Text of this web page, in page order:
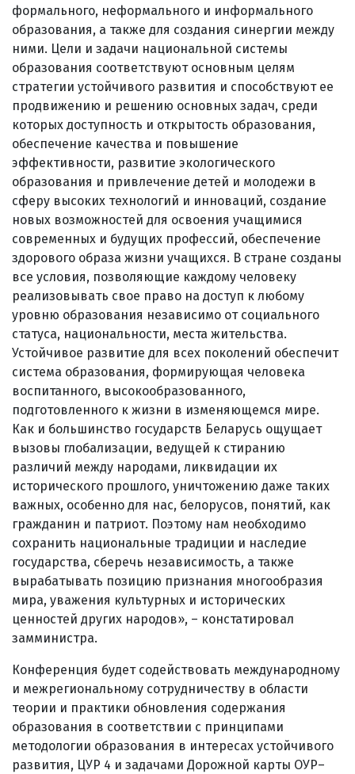
формального, неформального и информального
образования, а также для создания синергии между
ними. Цели и задачи национальной системы
образования соответствуют основным целям
стратегии устойчивого развития и способствуют ее
продвижению и решению основных задач, среди
которых доступность и открытость образования,
обеспечение качества и повышение
эффективности, развитие экологического
образования и привлечение детей и молодежи в
сферу высоких технологий и инноваций, создание
новых возможностей для освоения учащимися
современных и будущих профессий, обеспечение
здорового образа жизни учащихся. В стране созданы
все условия, позволяющие каждому человеку
реализовывать свое право на доступ к любому
уровню образования независимо от социального
статуса, национальности, места жительства.
Устойчивое развитие для всех поколений обеспечит
система образования, формирующая человека
воспитанного, высокообразованного,
подготовленного к жизни в изменяющемся мире.
Как и большинство государств Беларусь ощущает
вызовы глобализации, ведущей к стиранию
различий между народами, ликвидации их
исторического прошлого, уничтожению даже таких
важных, особенно для нас, белорусов, понятий, как
гражданин и патриот. Поэтому нам необходимо
сохранить национальные традиции и наследие
государства, сберечь независимость, а также
вырабатывать позицию признания многообразия
мира, уважения культурных и исторических
ценностей других народов», – констатировал
замминистра.
Конференция будет содействовать международному
и межрегиональному сотрудничеству в области
теории и практики обновления содержания
образования в соответствии с принципами
методологии образования в интересах устойчивого
развития, ЦУР 4 и задачами Дорожной карты ОУР–